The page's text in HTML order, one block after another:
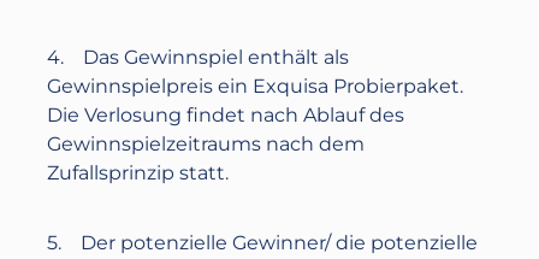
4. Das Gewinnspiel enthält als
Gewinnspielpreisein Exquisa Probierpaket.
Die Verlosung findet nach Ablauf des
Gewinnspielzeitraums nach dem
Zufallsprinzip statt.
5. Der potenzielle Gewinner/ die potenzielle